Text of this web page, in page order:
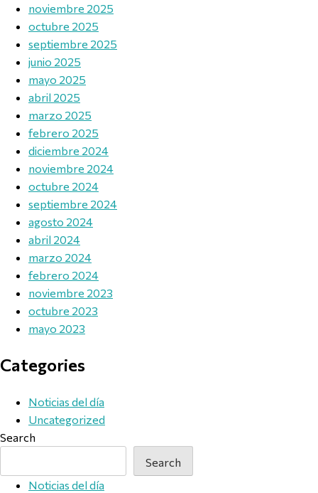
noviembre 2025
octubre 2025
septiembre 2025
junio 2025
mayo 2025
abril 2025
marzo 2025
febrero 2025
diciembre 2024
noviembre 2024
octubre 2024
septiembre 2024
agosto 2024
abril 2024
marzo 2024
febrero 2024
noviembre 2023
octubre 2023
mayo 2023
Categories
Noticias del día
Uncategorized
Search
Search
Noticias del día